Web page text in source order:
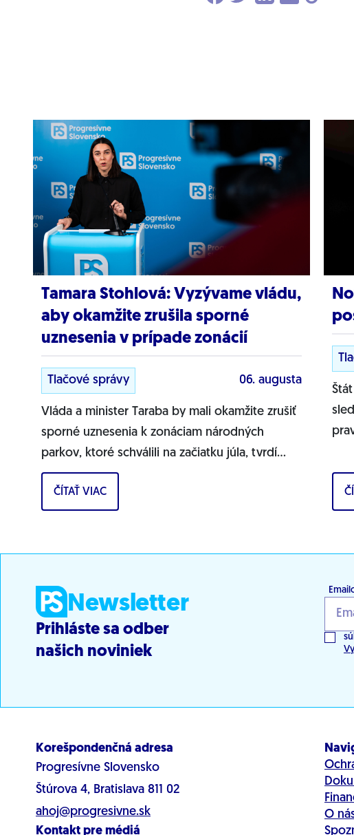
Tamara Stohlová: Vyzývame vládu,
aby okamžite zrušila sporné
uznesenia v prípade zonácií
Tlačové správy 06. augusta
Vláda a minister Taraba by mali okamžite zrušiť
sporné uznesenia k zonáciam národných
parkov, ktoré schválili na začiatku júla, tvrdí
líderka zmeny PS pre životné prostredie
Tamara...
ČÍTAŤ VIAC
Newsletter
Prihláste sa odber
našich noviniek
O
Korešpondenčná adresa
Progresívne Slovensko
Štúrova 4, Bratislava 811 02
ahoj@progresivne.sk
Kontakt pre médiá